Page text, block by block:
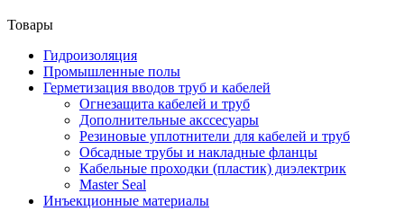
Товары
Гидроизоляция
Промышленные полы
Герметизация вводов труб и кабелей
Огнезащита кабелей и труб
Дополнительные акссесуары
Резиновые уплотнители для кабелей и труб
Обсадные трубы и накладные фланцы
Кабельные проходки (пластик) диэлектрик
Master Seal
Инъекционные материалы